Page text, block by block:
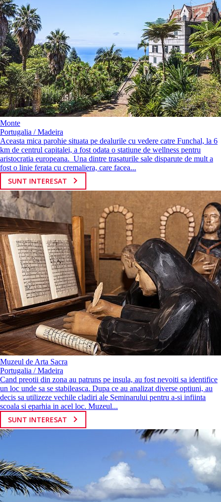
Monte
Portugalia / Madeira
Aceasta mica parohie situata pe dealurile cu vedere catre Funchal, la 6
km de centrul capitalei, a fost odata o statiune de wellness pentru
aristocratia europeana. Una dintre trasaturile sale disparute de mult a
fost o linie ferata cu cremaliera, care facea...
SUNT INTERESAT
Muzeul de Arta Sacra
Portugalia / Madeira
Cand preotii din zona au patruns pe insula, au fost nevoiti sa identifice
un loc unde sa se stabileasca. Dupa ce au analizat diverse optiuni, au
decis sa utilizeze vechile cladiri ale Seminarului pentru a-si infiinta
scoala si eparhia in acel loc. Muzeul...
SUNT INTERESAT